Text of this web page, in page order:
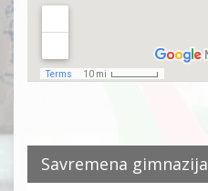
Savremena gimnazija